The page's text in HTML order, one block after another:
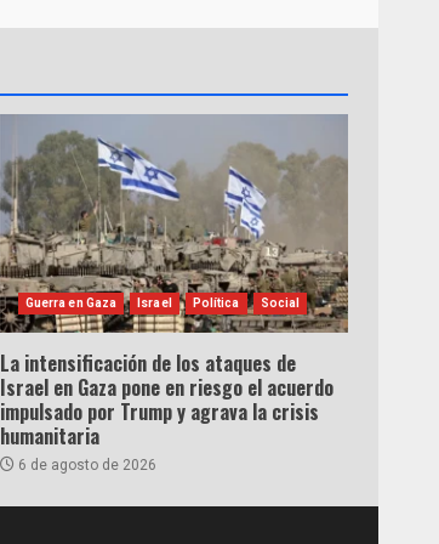
Guerra en Gaza Israel Política Social
La intensificación de los ataques de
Israel en Gaza pone en riesgo el acuerdo
impulsado por Trump y agrava la crisis
humanitaria
6 de agosto de 2026